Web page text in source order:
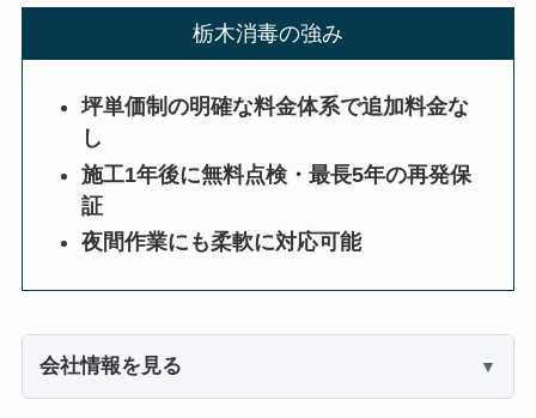
栃木消毒の強み
坪単価制の明確な料金体系で追加料金な
し
施工1年後に無料点検・最長5年の再発保
証
夜間作業にも柔軟に対応可能
会社情報を見る